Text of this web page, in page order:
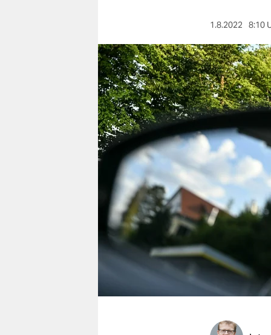
berlin
nord
wahrheit
verlag
verlag
veranstaltungen
shop
fragen & hilfe
unterstützen
1.8.2022 8:10